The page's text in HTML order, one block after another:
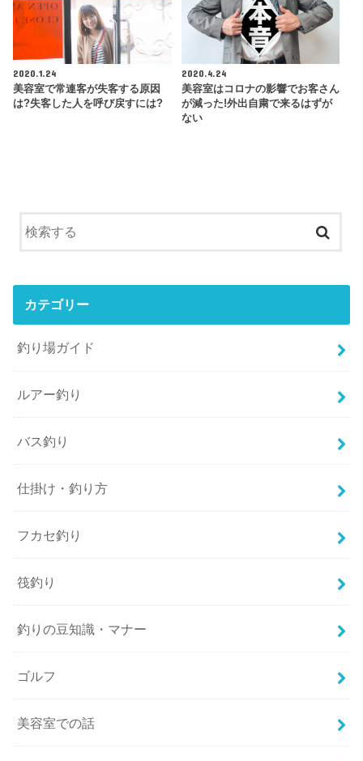
2020.1.24
美容室で常連客が失客する原因
は?失客した人を呼び戻すには?
2020.4.24
美容室はコロナの影響でお客さん
が減った!外出自粛で来るはずが
ない
カテゴリー
釣り場ガイド
ルアー釣り
バス釣り
仕掛け・釣り方
フカセ釣り
筏釣り
釣りの豆知識・マナー
ゴルフ
美容室での話